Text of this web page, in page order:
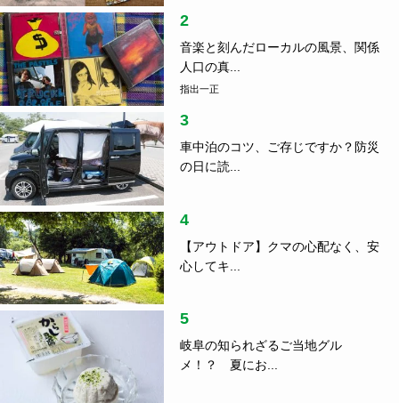
2
音楽と刻んだローカルの風景、関係
人口の真...
指出一正
3
車中泊のコツ、ご存じですか？防災
の日に読...
4
【アウトドア】クマの心配なく、安
心してキ...
5
岐阜の知られざるご当地グル
メ！？ 夏にお...